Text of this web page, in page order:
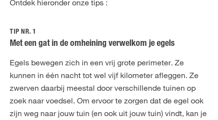
Ontdek hieronder onze tips :
TIP NR. 1
Met een gat in de omheining verwelkom je egels
Egels bewegen zich in een vrij grote perimeter. Ze
kunnen in één nacht tot wel vijf kilometer afleggen. Ze
zwerven daarbij meestal door verschillende tuinen op
zoek naar voedsel. Om ervoor te zorgen dat de egel ook
zijn weg naar jouw tuin (en ook uit jouw tuin) vindt, kan je